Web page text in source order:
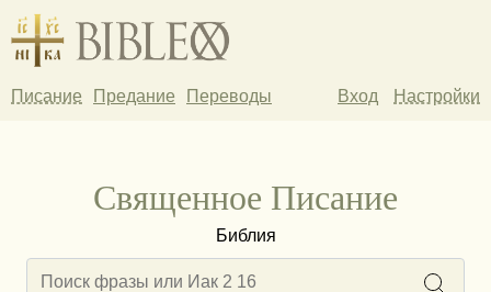
Писание Предание Переводы Вход Настройки
Священное Писание
Библия